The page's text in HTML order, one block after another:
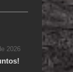
2026